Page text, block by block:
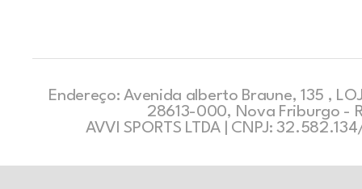
Endereço: Avenida alberto Braune, 135 ,
28613-000, Nova Friburgo -
AVVI SPORTS LTDA | CNPJ: